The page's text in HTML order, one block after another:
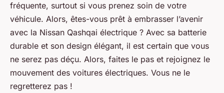
fréquente, surtout si vous prenez soin de votre
véhicule. Alors, êtes-vous prêt à embrasser l’avenir
avec la Nissan Qashqai électrique ? Avec sa batterie
durable et son design élégant, il est certain que vous
ne serez pas déçu. Alors, faites le pas et rejoignez le
mouvement des voitures électriques. Vous ne le
regretterez pas !